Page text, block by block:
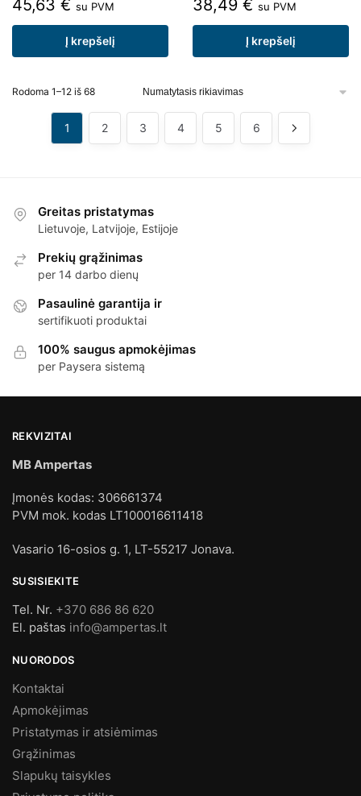
45,63 € su PVM
Į krepšelį
38,49 € su PVM
Į krepšelį
Rodoma 1–12 iš 68
1 2 3 4 5 6
Greitas pristatymas
Lietuvoje, Latvijoje, Estijoje
Prekių grąžinimas
per 14 darbo dienų
Pasaulinė garantija ir
sertifikuoti produktai
100% saugus apmokėjimas
per Paysera sistemą
REKVIZITAI
MB Ampertas
Įmonės kodas: 306661374
PVM mok. kodas LT100016611418
Vasario 16-osios g. 1, LT-55217 Jonava.
SUSISIEKITE
Tel. Nr. +370 686 86 620
El. paštas info@ampertas.lt
NUORODOS
Kontaktai
Apmokėjimas
Pristatymas ir atsiėmimas
Grąžinimas
Slapukų taisykles